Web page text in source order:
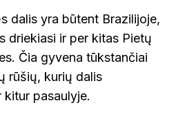
dalis yra būtent Brazilijoje,
driekiasi ir per kitas Pietų
Čia gyvena tūkstančiai
rūšių, kurių dalis
kitur pasaulyje.